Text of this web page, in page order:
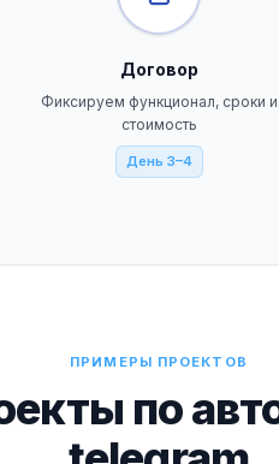
Договор
Фиксируем функционал, сроки и
стоимость
День 3–4
ПРИМЕРЫ ПРОЕКТОВ
по